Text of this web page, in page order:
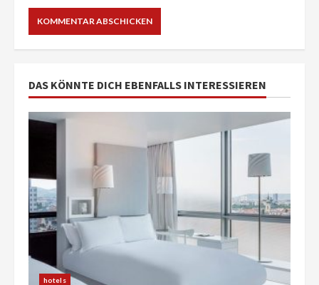
DAS KÖNNTE DICH EBENFALLS INTERESSIEREN
hotels